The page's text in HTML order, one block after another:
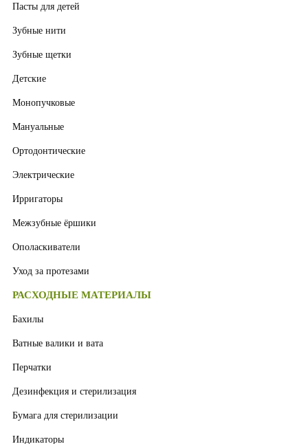
Пасты для детей
Зубные нити
Зубные щетки
Детские
Монопучковые
Мануальные
Ортодонтические
Электрические
Ирригаторы
Межзубные ёршики
Ополаскиватели
Уход за протезами
РАСХОДНЫЕ МАТЕРИАЛЫ
Бахилы
Ватные валики и вата
Перчатки
Дезинфекция и стерилизация
Бумага для стерилизации
Индикаторы